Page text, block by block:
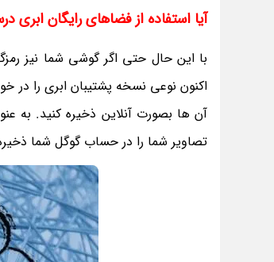
آیا استفاده از فضاهای رایگان
با این حال حتی اگر گوشی شما نیز
اکنون نوعی نسخه پشتیبان ابری را در
تصاویر شما را در حساب گوگل شما